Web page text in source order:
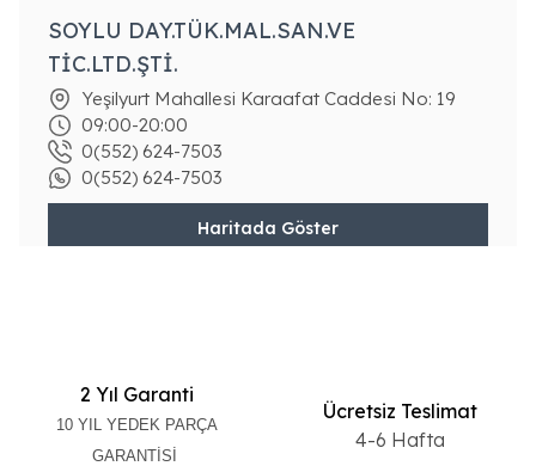
SOYLU DAY.TÜK.MAL.SAN.VE
TİC.LTD.ŞTİ.
Yeşilyurt Mahallesi Karaafat Caddesi No: 19
09:00-20:00
0(552) 624-7503
0(552) 624-7503
Haritada Göster
KİLİM MOBİLYA ANONİM ŞİRKETİ -
MERZİFON ŞUBESİ
Harmanlar Mah. Kara Mustafa Paşa Cad. No :
2 Yıl Garanti
10 YIL YEDEK PARÇA
GARANTİSİ
Ücretsiz Teslimat
4-6 Hafta